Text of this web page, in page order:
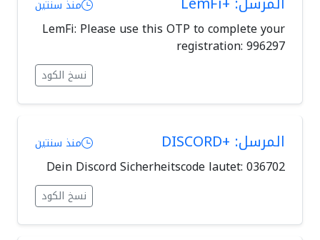
منذ سنتين
LemFi: Please use this OTP to complete your
registration: 996297
نسخ الكود
المرسل: +DISCORD منذ سنتين
Dein Discord Sicherheitscode lautet: 036702
نسخ الكود